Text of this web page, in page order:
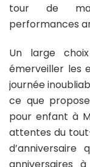
tour de
performances
Un large
émerveiller les
journée
ce que
pour enfant à
attentes du
d’anniversaire
anniversaires